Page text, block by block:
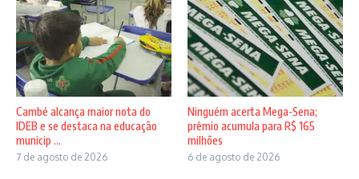
Cambé alcança maior nota do
IDEB e se destaca na educação
municip ...
7 de agosto de 2026
Ninguém acerta Mega-Sena;
prêmio acumula para R$ 165
milhões
6 de agosto de 2026